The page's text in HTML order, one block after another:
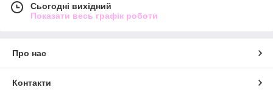
Сьогодні вихідний
Показати весь графік роботи
Про нас
Контакти